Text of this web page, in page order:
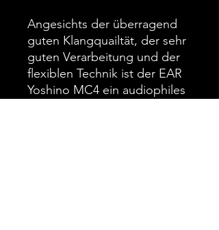
Angesichts der überragend
guten Klangquailtät, der sehr
guten Verarbeitung und der
flexiblen Technik ist der EAR
Yoshino MC4 ein audiophiles